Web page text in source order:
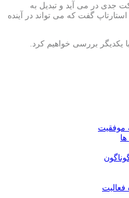
جدی در می آید و تبدیل به
گفت که می تواند در آینده
یکدیگر بررسی خواهیم کرد.
موفقیت